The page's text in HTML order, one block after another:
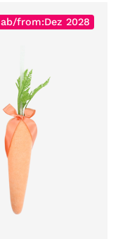
ab/from:Dez 2028